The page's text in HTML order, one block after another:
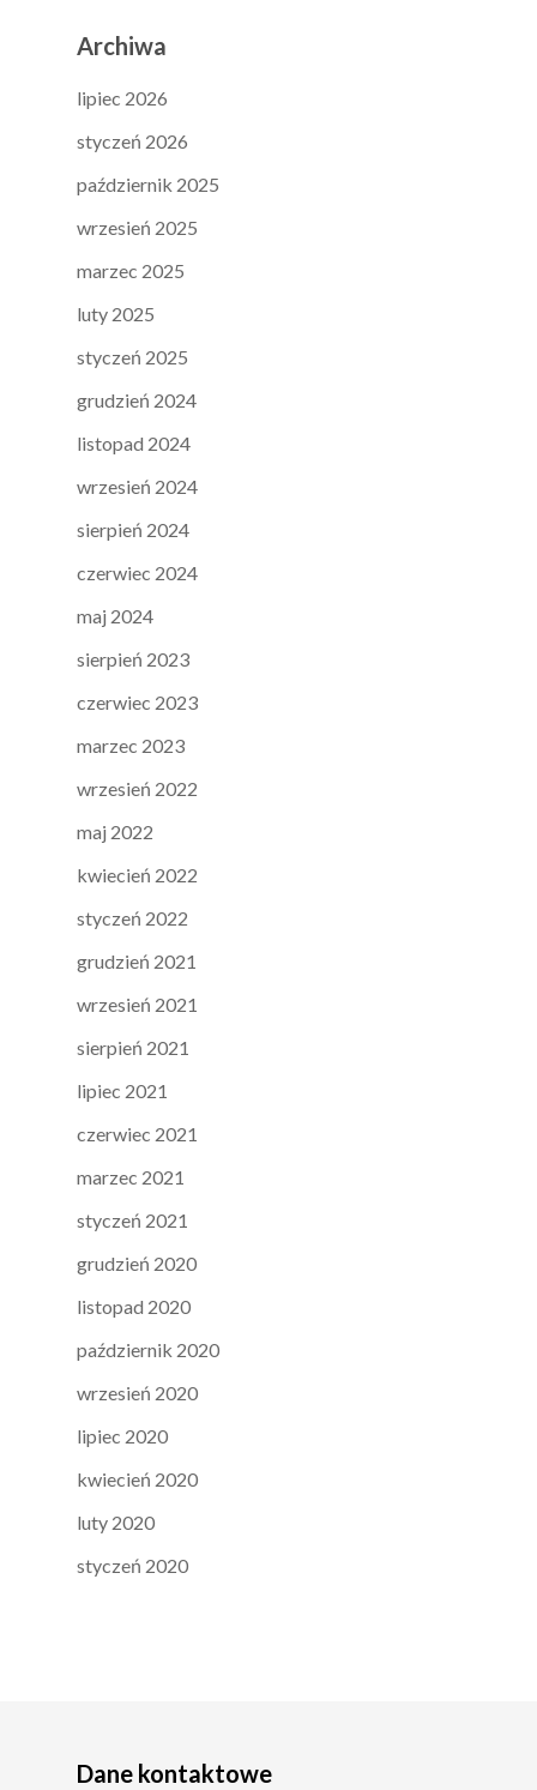
Archiwa
lipiec 2026
styczeń 2026
październik 2025
wrzesień 2025
marzec 2025
luty 2025
styczeń 2025
grudzień 2024
listopad 2024
wrzesień 2024
sierpień 2024
czerwiec 2024
maj 2024
sierpień 2023
czerwiec 2023
marzec 2023
wrzesień 2022
maj 2022
kwiecień 2022
styczeń 2022
grudzień 2021
wrzesień 2021
sierpień 2021
lipiec 2021
czerwiec 2021
marzec 2021
styczeń 2021
grudzień 2020
listopad 2020
październik 2020
wrzesień 2020
lipiec 2020
kwiecień 2020
luty 2020
styczeń 2020
Dane kontaktowe